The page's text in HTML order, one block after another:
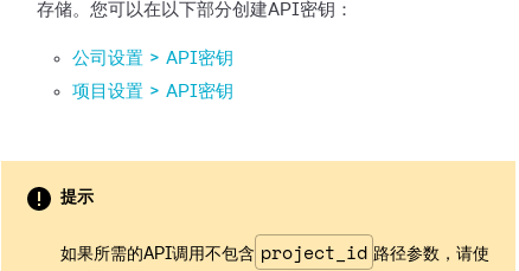
存储。您可以在以下部分创建API密钥：
公司设置 > API密钥
项目设置 > API密钥
提示
如果所需的API调用不包含 project_id 路径参数，请使